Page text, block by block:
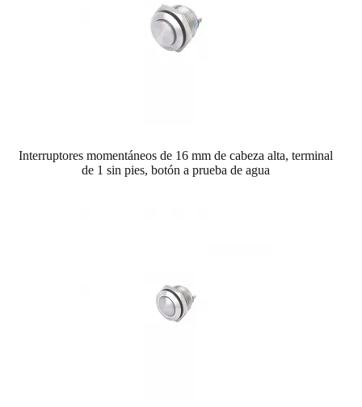
Interruptores momentáneos de 16 mm de cabeza alta, terminal
de 1 sin pies, botón a prueba de agua